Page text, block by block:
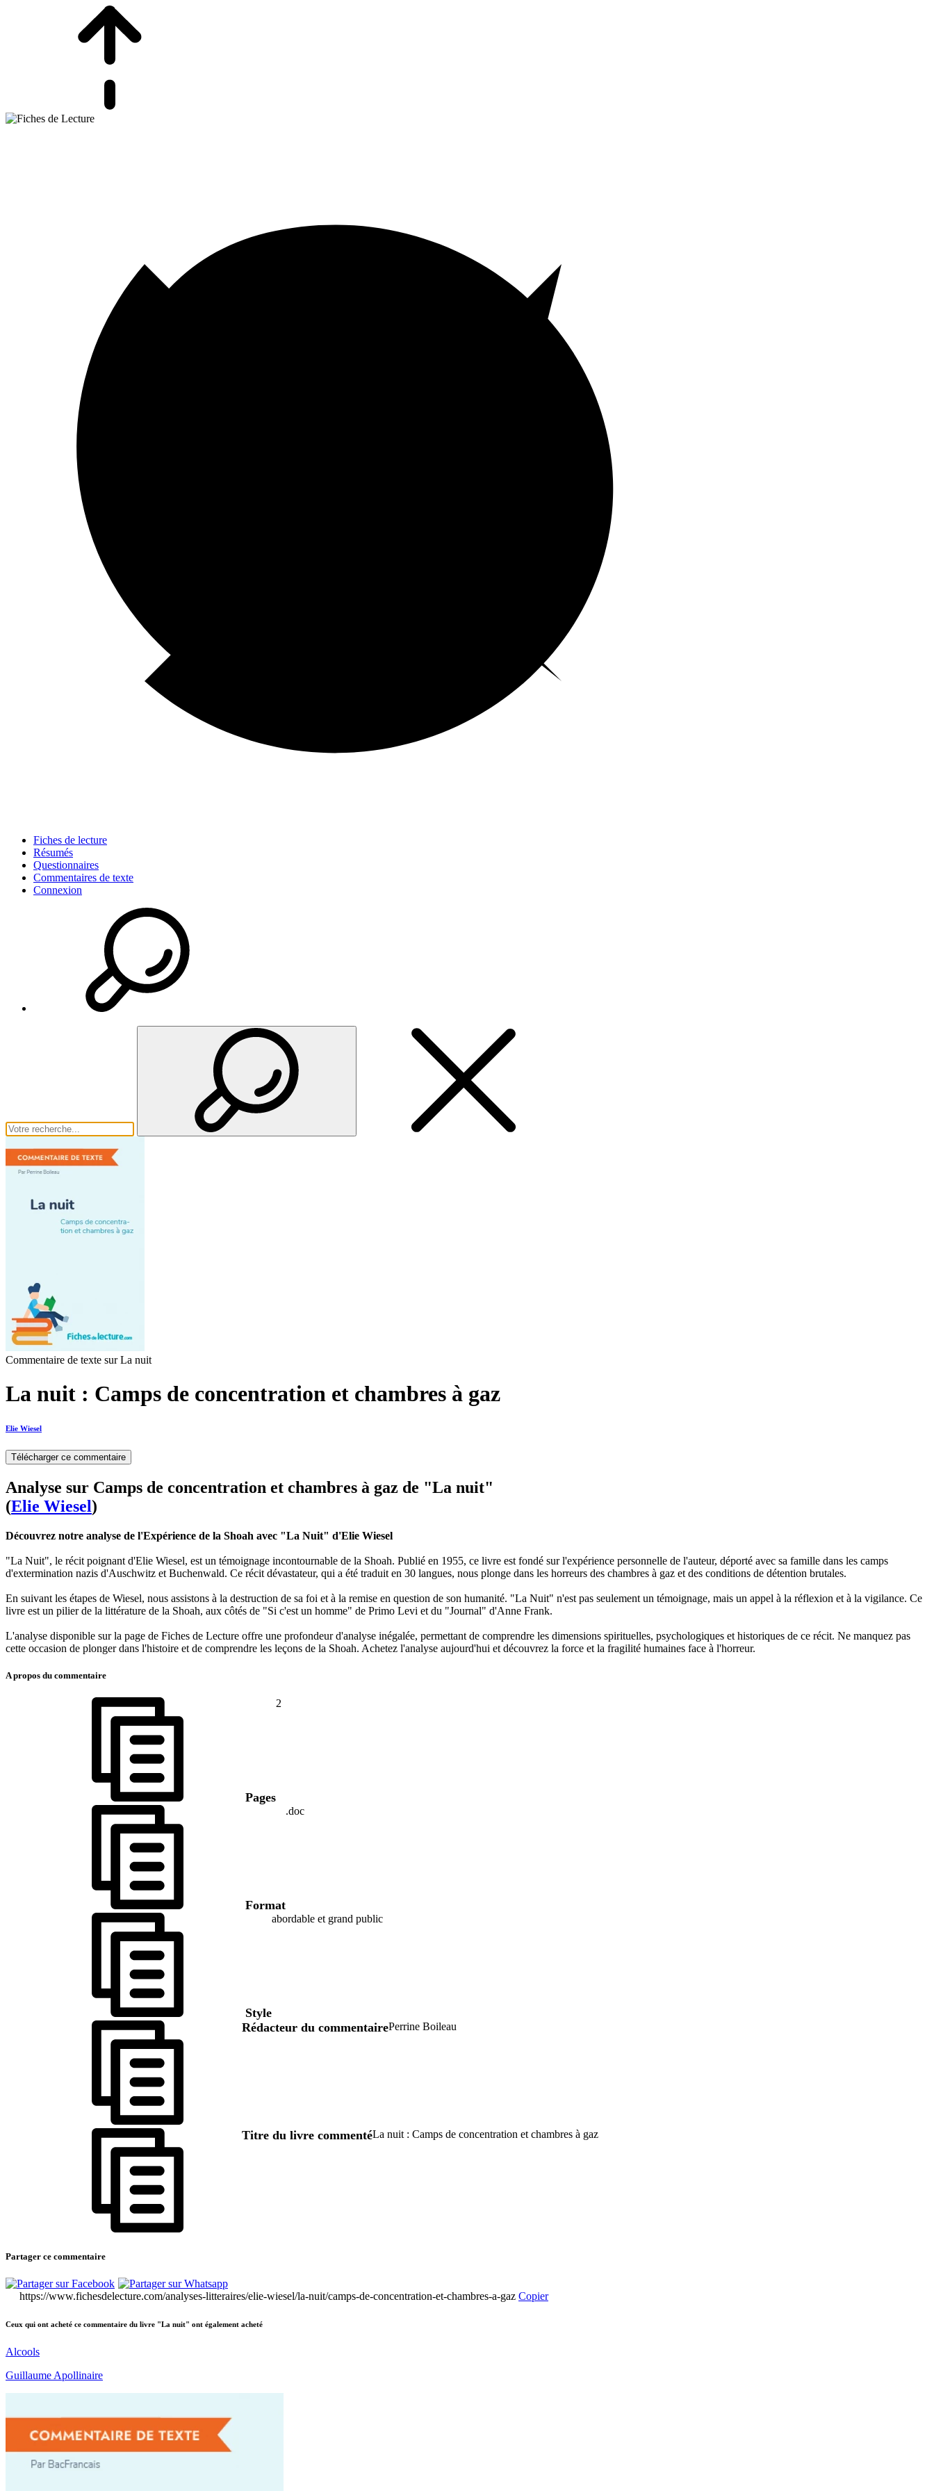
Fiches de lecture
Résumés
Questionnaires
Commentaires de texte
Connexion
Commentaire de texte sur La nuit
La nuit : Camps de concentration et chambres à gaz
Elie Wiesel
Télécharger ce commentaire
Analyse sur Camps de concentration et chambres à gaz de "La nuit"
(Elie Wiesel)
Découvrez notre analyse de l'Expérience de la Shoah avec "La Nuit" d'Elie Wiesel
"La Nuit", le récit poignant d'Elie Wiesel, est un témoignage incontournable de la Shoah. Publié en 1955, ce livre est fondé sur l'expérience personnelle de l'auteur, déporté avec sa famille dans les camps
d'extermination nazis d'Auschwitz et Buchenwald. Ce récit dévastateur, qui a été traduit en 30 langues, nous plonge dans les horreurs des chambres à gaz et des conditions de détention brutales.
En suivant les étapes de Wiesel, nous assistons à la destruction de sa foi et à la remise en question de son humanité. "La Nuit" n'est pas seulement un témoignage, mais un appel à la réflexion et à la vigilance. Ce
livre est un pilier de la littérature de la Shoah, aux côtés de "Si c'est un homme" de Primo Levi et du "Journal" d'Anne Frank.
L'analyse disponible sur la page de Fiches de Lecture offre une profondeur d'analyse inégalée, permettant de comprendre les dimensions spirituelles, psychologiques et historiques de ce récit. Ne manquez pas
cette occasion de plonger dans l'histoire et de comprendre les leçons de la Shoah. Achetez l'analyse aujourd'hui et découvrez la force et la fragilité humaines face à l'horreur.
A propos du commentaire
Pages
2
Format
.doc
Style
abordable et grand public
Rédacteur du commentairePerrine Boileau
Titre du livre commentéLa nuit : Camps de concentration et chambres à gaz
Partager ce commentaire
https://www.fichesdelecture.com/analyses-litteraires/elie-wiesel/la-nuit/camps-de-concentration-et-chambres-a-gaz Copier
Ceux qui ont acheté ce commentaire du livre "La nuit" ont également acheté
Alcools
Guillaume Apollinaire